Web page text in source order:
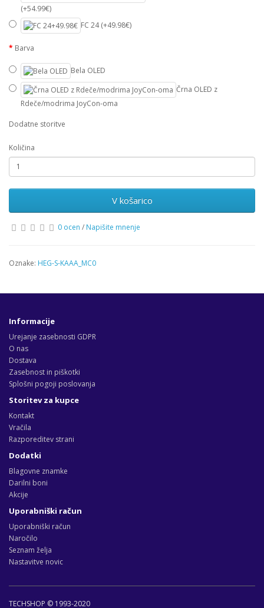
(+54.99€)
FC 24 (+49.98€)
Barva
Bela OLED
Črna OLED z
Rdeče/modrima JoyCon-oma
Dodatne storitve
Količina
V košarico
0 ocen / Napišite mnenje
Oznake: HEG-S-KAAA_MC0
Informacije
Urejanje zasebnosti GDPR
O nas
Dostava
Zasebnost in piškotki
Splošni pogoji poslovanja
Storitev za kupce
Kontakt
Vračila
Razporeditev strani
Dodatki
Blagovne znamke
Darilni boni
Akcije
Uporabniški račun
Uporabniški račun
Naročilo
Seznam želja
Nastavitve novic
TECHSHOP © 1993-2020